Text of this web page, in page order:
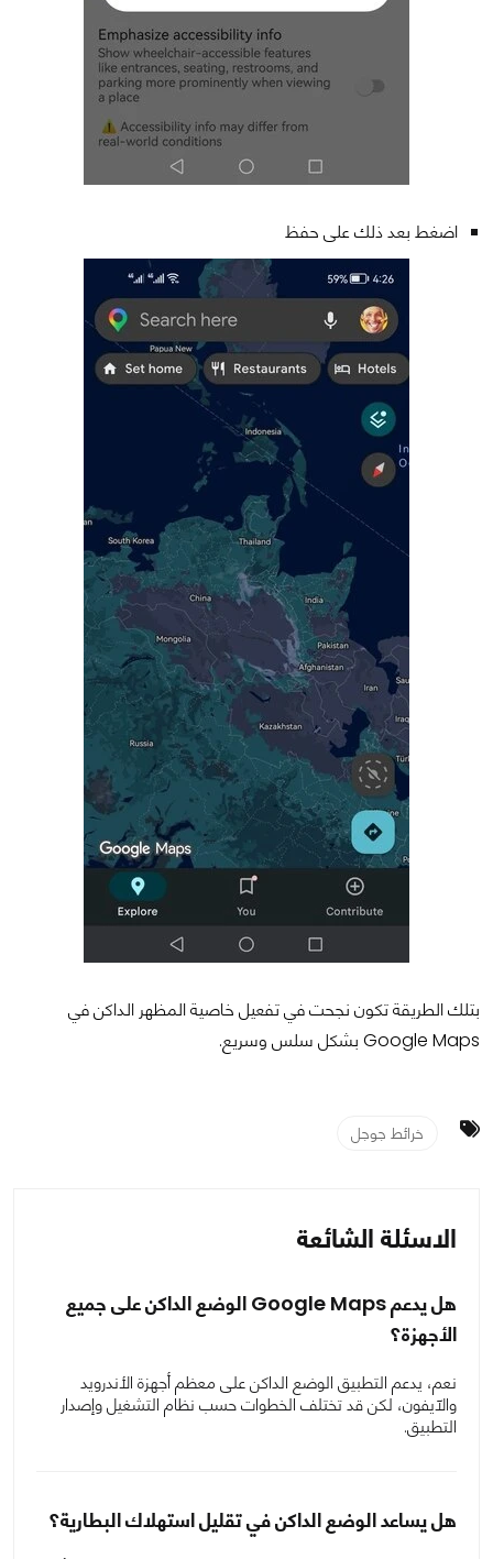
اضغط بعد ذلك على حفظ
بتلك الطريقة تكون نجحت في تفعيل خاصية المظهر الداكن في
Google Maps بشكل سلس وسريع.
خرائط جوجل
الاسئلة الشائعة
هل يدعم Google Maps الوضع الداكن على جميع
الأجهزة؟
نعم، يدعم التطبيق الوضع الداكن على معظم أجهزة الأندرويد
والآيفون، لكن قد تختلف الخطوات حسب نظام التشغيل وإصدار
التطبيق.
هل يساعد الوضع الداكن في تقليل استهلاك البطارية؟